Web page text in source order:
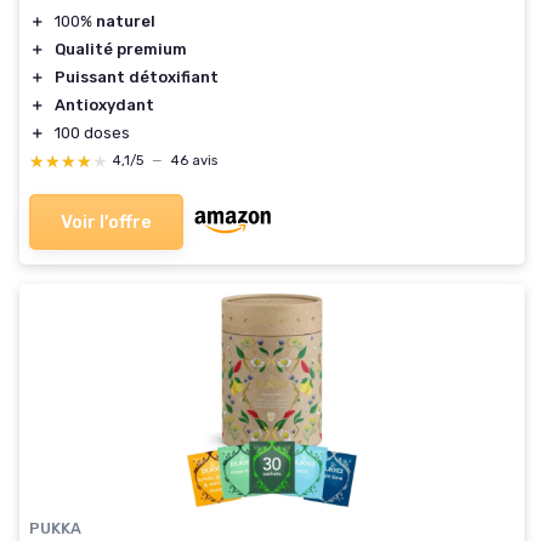
＋ 100% naturel
＋
Qualité premium
＋
Puissant détoxifiant
＋
Antioxydant
＋
100 doses
★★★★★
★★★★★ 4,1/5 — 46 avis
Voir l'offre
PUKKA